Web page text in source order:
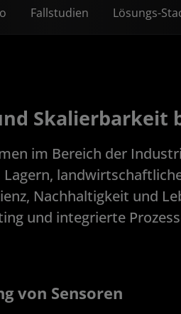
Fallstudien Lösungs-
Skalierbarkeit
im Bereich der
Nachhaltigkeit und
und integrierte
von Sensoren